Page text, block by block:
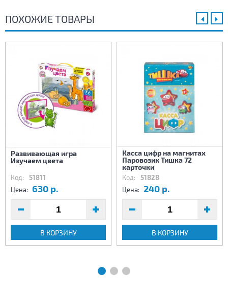
ПОХОЖИЕ ТОВАРЫ
Развивающая игра
Изучаем цвета
Код: 51811
Цена: 630 р.
В КОРЗИНУ
Касса цифр на магнитах
Паровозик Тишка 72
карточки
Код: 51828
Цена: 240 р.
В КОРЗИНУ